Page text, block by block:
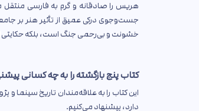
هریس را صادقانه و گرم به فارسی منتقل
جست‌وجوی درکی عمیق از تأثیر هنر بر
خشونت و بی‌رحمی جنگ است، بلکه حکایتی
کتاب پنج بازگشته را به چه کسانی
این کتاب را به علاقه‌مندان تاریخ سینما
دارد، پیشنهاد می‌کنیم.